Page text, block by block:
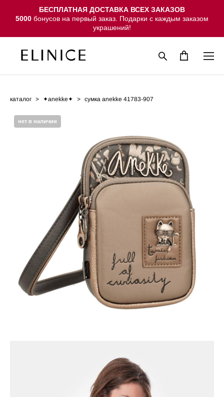
БЕСПЛАТНАЯ ДОСТАВКА ВСЕХ ЗАКАЗОВ
5000 бонусов на первый заказ. Подарки с каждым заказом
украшений!
каталог > ✦anekke✦ > сумка anekke 41783-907
нет в наличии